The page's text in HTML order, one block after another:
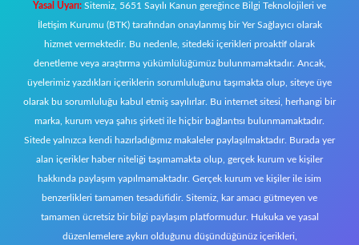
Yasal Uyarı: Sitemiz, 5651 Sayılı Kanun gereğince Bilgi Teknolojileri ve
İletişim Kurumu (BTK) tarafından onaylanmış bir Yer Sağlayıcı olarak
hizmet vermektedir. Bu nedenle, sitedeki içerikleri proaktif olarak
denetleme veya araştırma yükümlülüğümüz bulunmamaktadır. Ancak,
üyelerimiz yazdıkları içeriklerin sorumluluğunu taşımakta olup, siteye üye
olarak bu sorumluluğu kabul etmiş sayılırlar. Bu internet sitesi, herhangi bir
marka, kurum veya şahıs şirketi ile hiçbir bağlantısı bulunmamaktadır.
Sitede yalnızca kendi hazırladığımız makaleler paylaşılmaktadır. Burada yer
alan içerikler haber niteliği taşımamakta olup, gerçek kurum ve kişiler
hakkında paylaşım yapılmamaktadır. Gerçek kurum ve kişiler ile isim
benzerlikleri tamamen tesadüfidir. Sitemiz, kar amacı gütmeyen ve
tamamen ücretsiz bir bilgi paylaşım platformudur. Hukuka ve yasal
düzenlemelere aykırı olduğunu düşündüğünüz içerikleri,